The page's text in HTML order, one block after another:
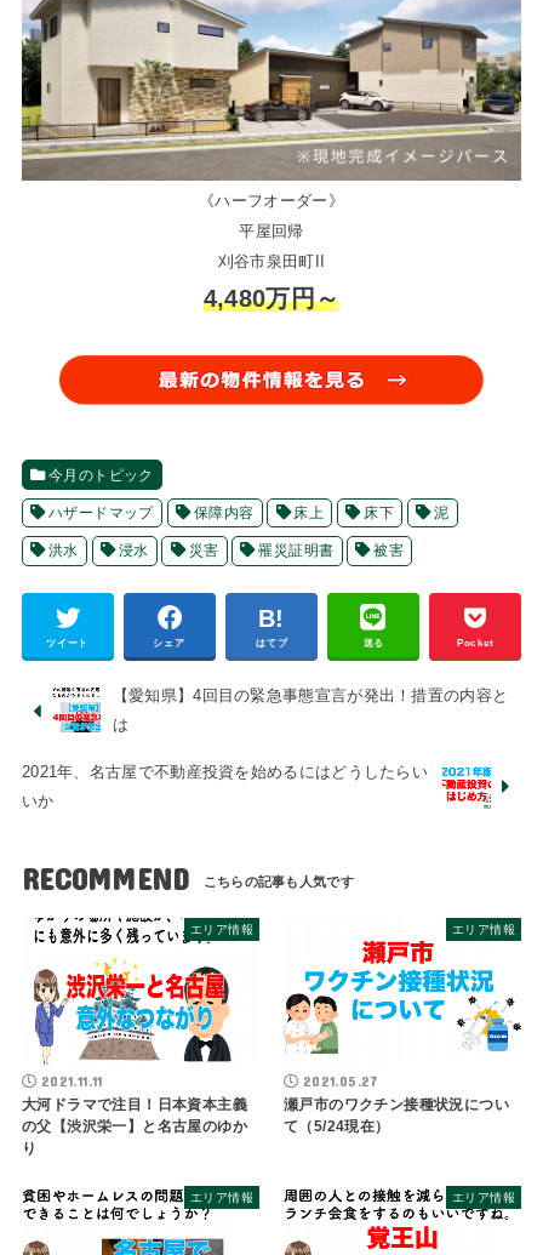
《ハーフオーダー》
平屋回帰
刈谷市泉田町II
4,480万円～
今月のトピック
ハザードマップ 保障内容 床上 床下 泥
洪水 浸水 災害 罹災証明書 被害
ツイート シェア はてブ 送る Pocket
【愛知県】4回目の緊急事態宣言が発出！措置の内容と
は
2021年、名古屋で不動産投資を始めるにはどうしたらい
いか
RECOMMEND
エリア情報
2021.11.11
大河ドラマで注目！日本資本主義
の父【渋沢栄一】と名古屋のゆか
り
エリア情報
2021.05.27
瀬戸市のワクチン接種状況につい
て（5/24現在）
エリア情報 エリア情報